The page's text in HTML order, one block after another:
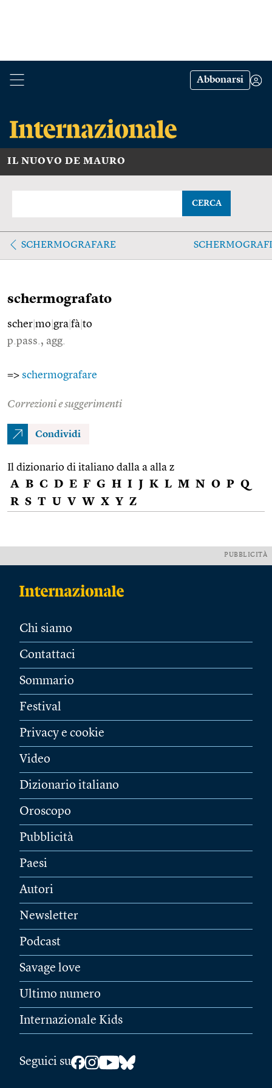
Abbonarsi
IL NUOVO DE MAURO
CERCA
SCHERMOGRAFARE
schermografato
scher mo gra fà to
p.pass., agg.
=> schermografare
Correzioni e suggerimenti
Condividi
Il dizionario di italiano dalla a alla z
A B C D E F G H I J K L M N O P Q
R S T U V W X Y Z
PUBBLICITÀ
Chi siamo
Contattaci
Sommario
Festival
Privacy e cookie
Video
Dizionario italiano
Oroscopo
Pubblicità
Paesi
Autori
Newsletter
Podcast
Savage love
Ultimo numero
Internazionale Kids
Seguici su